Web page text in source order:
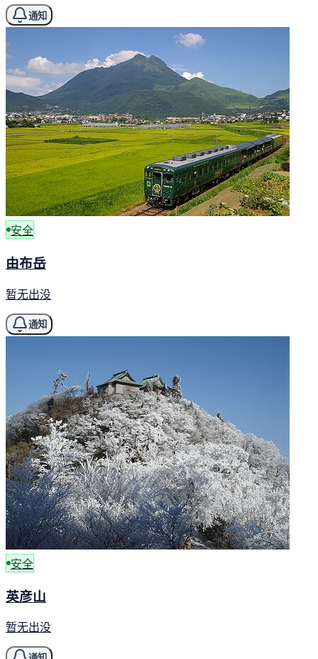
通知
安全
由布岳
暂无出没
通知
安全
英彦山
暂无出没